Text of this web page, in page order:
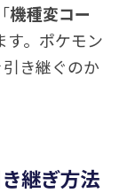
機種変コー
す。ポケモン
き継ぐのか
継ぎ方法